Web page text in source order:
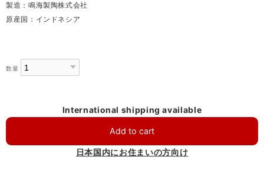
製造：鳴海製陶株式会社
原産国：インドネシア
数量
International shipping available
Add to cart
日本国内にお住まいの方向け